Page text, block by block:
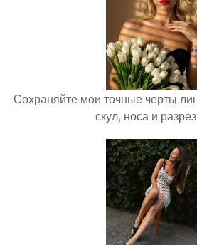
Сохраняйте мои точные черты
скул, носа и